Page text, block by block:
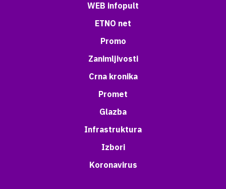
WEB infopult
ETNO net
Promo
Zanimljivosti
Crna kronika
Promet
Glazba
Infrastruktura
Izbori
Koronavirus